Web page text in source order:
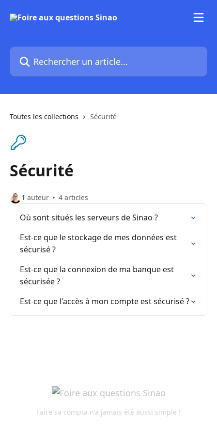
Rechercher un article...
Toutes les collections Sécurité
Sécurité
1 auteur 4 articles
Où sont situés les serveurs de Sinao ?
Est-ce que le stockage de mes données est
sécurisé ?
Est-ce que la connexion de ma banque est
sécurisée ?
Est-ce que l'accès à mon compte est sécurisé ?
Faire sa compta n'a jamais été aussi simple !